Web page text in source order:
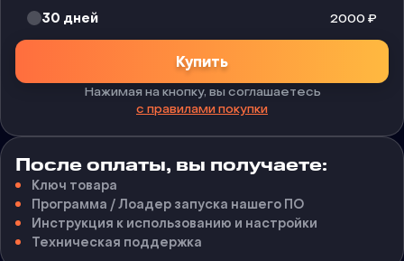
30 дней 2000₽
Купить
Нажимая на кнопку, вы соглашаетесь
с правилами покупки
После оплаты, вы получаете:
Ключ товара
Программа / Лоадер запуска нашего ПО
Инструкция к использованию и настройки
Техническая поддержка